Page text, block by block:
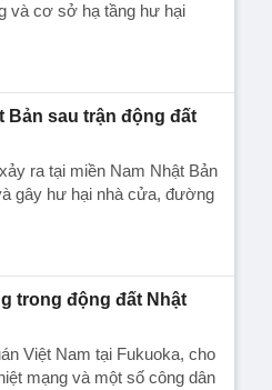
và cơ sở hạ tầng hư hại
Bản sau trận động đất
ra tại miền Nam Nhật Bản
gây hư hại nhà cửa, đường
trong động đất Nhật
Việt Nam tại Fukuoka, cho
mạng và một số công dân